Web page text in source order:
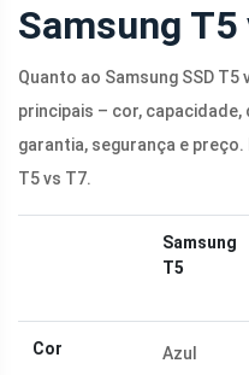
Samsung
Quanto ao Samsung SSD
principais – cor,
garantia, segurança e
T5 vs T7.
Samsung
T5
Cor
Azul